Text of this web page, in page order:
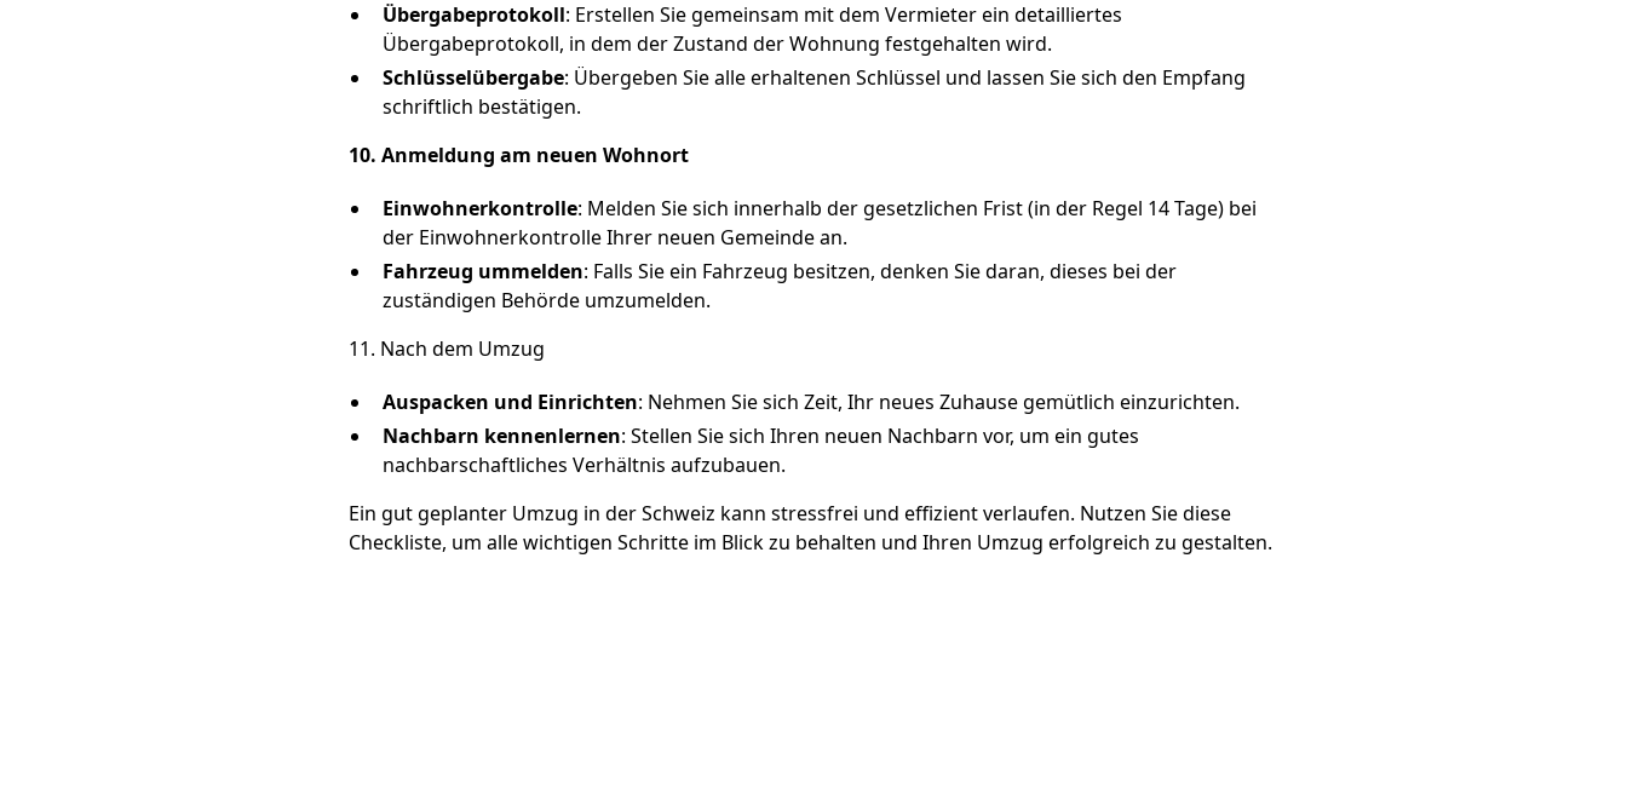
Übergabeprotokoll: Erstellen Sie gemeinsam mit dem Vermieter ein detailliertes
Übergabeprotokoll, in dem der Zustand der Wohnung festgehalten wird.
Schlüsselübergabe: Übergeben Sie alle erhaltenen Schlüssel und lassen Sie sich den Empfang
schriftlich bestätigen.
10. Anmeldung am neuen Wohnort
Einwohnerkontrolle: Melden Sie sich innerhalb der gesetzlichen Frist (in der Regel 14 Tage) bei
der Einwohnerkontrolle Ihrer neuen Gemeinde an.
Fahrzeug ummelden: Falls Sie ein Fahrzeug besitzen, denken Sie daran, dieses bei der
zuständigen Behörde umzumelden.
11. Nach dem Umzug
Auspacken und Einrichten: Nehmen Sie sich Zeit, Ihr neues Zuhause gemütlich einzurichten.
Nachbarn kennenlernen: Stellen Sie sich Ihren neuen Nachbarn vor, um ein gutes
nachbarschaftliches Verhältnis aufzubauen.
Ein gut geplanter Umzug in der Schweiz kann stressfrei und effizient verlaufen. Nutzen Sie diese
Checkliste, um alle wichtigen Schritte im Blick zu behalten und Ihren Umzug erfolgreich zu gestalten.